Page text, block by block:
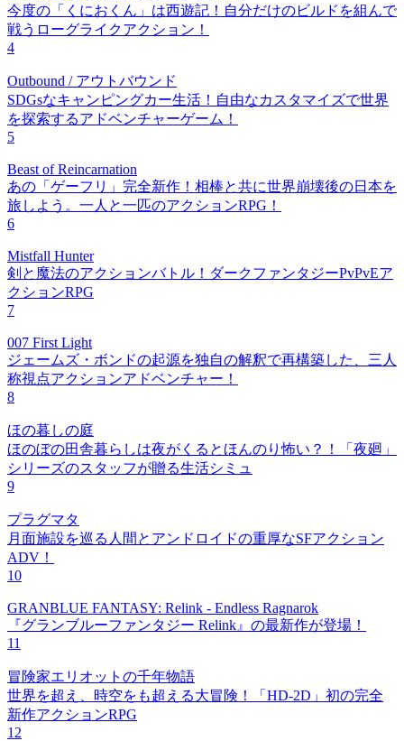
今度の「くにおくん」は西遊記！自分だけのビルドを組んで
戦うローグライクアクション！
4
Outbound / アウトバウンド
SDGsなキャンピングカー生活！自由なカスタマイズで世界
を探索するアドベンチャーゲーム！
5
Beast of Reincarnation
あの「ゲーフリ」完全新作！相棒と共に世界崩壊後の日本を
旅しよう。一人と一匹のアクションRPG！
6
Mistfall Hunter
剣と魔法のアクションバトル！ダークファンタジーPvPvEア
クションRPG
7
007 First Light
ジェームズ・ボンドの起源を独自の解釈で再構築した、三人
称視点アクションアドベンチャー！
8
ほの暮しの庭
ほのぼの田舎暮らしは夜がくるとほんのり怖い？！「夜廻」
シリーズのスタッフが贈る生活シミュ
9
プラグマタ
月面施設を巡る人間とアンドロイドの重厚なSFアクション
ADV！
10
GRANBLUE FANTASY: Relink - Endless Ragnarok
『グランブルーファンタジー Relink』の最新作が登場！
11
冒険家エリオットの千年物語
世界を超え、時空をも超える大冒険！「HD-2D」初の完全
新作アクションRPG
12